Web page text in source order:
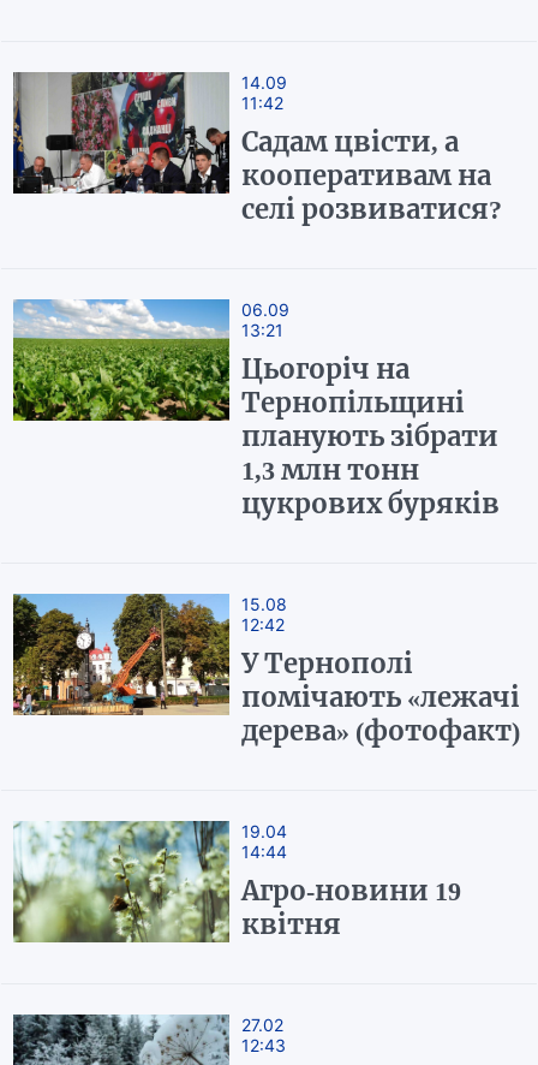
14.09
11:42
Садам цвісти, а
кооперативам на
селі розвиватися?
06.09
13:21
Цьогоріч на
Тернопільщині
планують зібрати
1,3 млн тонн
цукрових буряків
15.08
12:42
У Тернополі
помічають «лежачі
дерева» (фотофакт)
19.04
14:44
Агро-новини 19
квітня
27.02
12:43